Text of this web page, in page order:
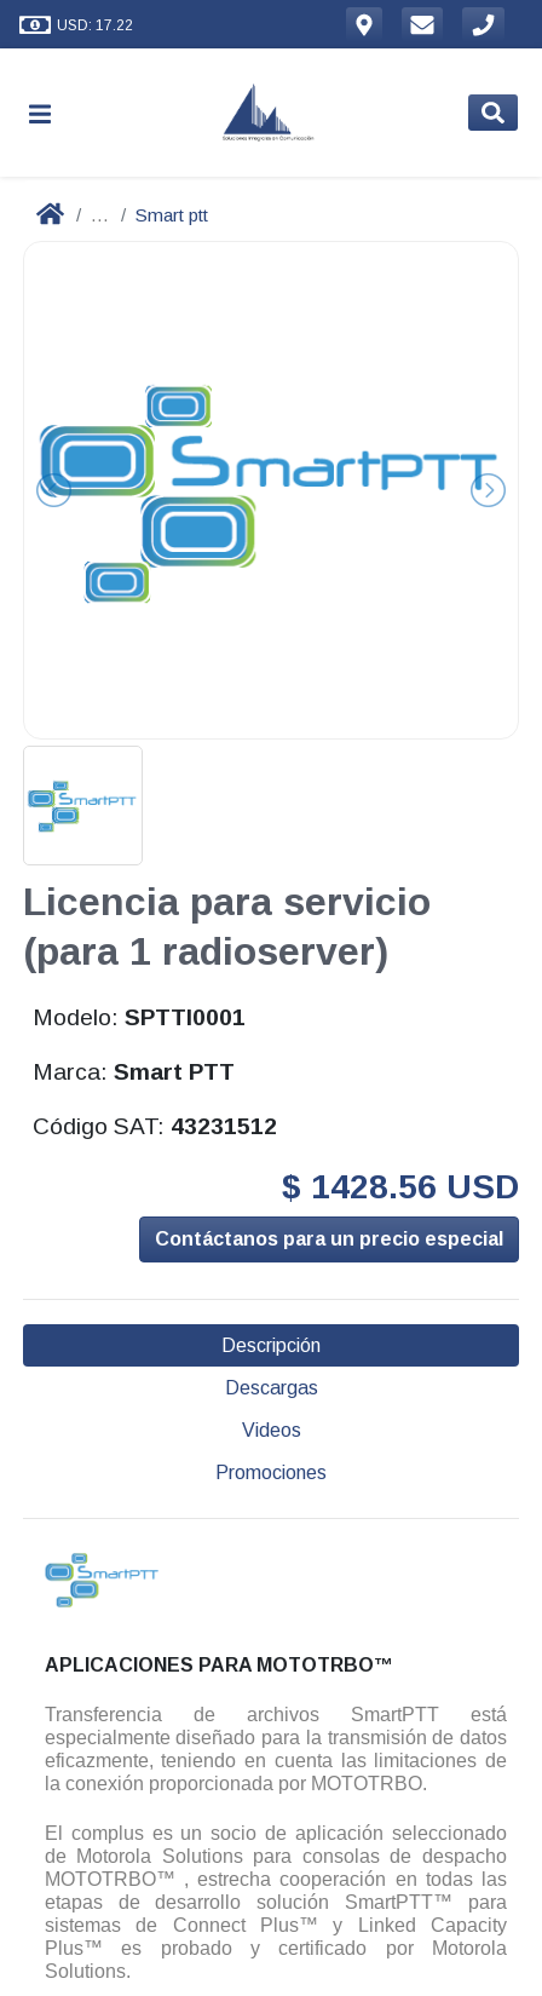
USD: 17.22
... Smart ptt
Licencia para servicio
(para 1 radioserver)
Modelo:SPTTI0001
Marca:Smart PTT
Código SAT: 43231512
$ 1428.56 USD
Contáctanos para un precio especial
Descripción
Descargas
Videos
Promociones
APLICACIONES PARA MOTOTRBO™
Transferencia de archivos SmartPTT está
especialmente diseñado para la transmisión de datos
eficazmente, teniendo en cuenta las limitaciones de
la conexión proporcionada por MOTOTRBO.
El complus es un socio de aplicación seleccionado
de Motorola Solutions para consolas de despacho
MOTOTRBO™ , estrecha cooperación en todas las
etapas de desarrollo solución SmartPTT™ para
sistemas de Connect Plus™ y Linked Capacity
Plus™ es probado y certificado por Motorola
Solutions.